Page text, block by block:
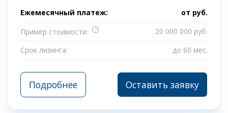
Ежемесячный платеж: от руб.
Пример стоимости:
?
20 000 000 руб.
Срок лизинга:
до 60 мес.
Подробнее Оставить заявку